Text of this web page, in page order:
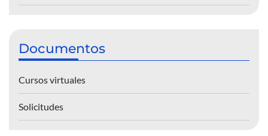
Documentos
Cursos virtuales
Solicitudes